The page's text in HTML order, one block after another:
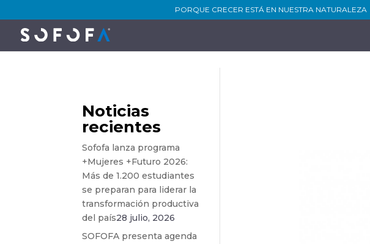
PORQUE CRECER ESTÁ EN NUESTRA NATURALEZA
Noticias
recientes
Sofofa lanza programa
+Mujeres +Futuro 2026:
Más de 1.200 estudiantes
se preparan para liderar la
transformación productiva
del país28 julio, 2026
SOFOFA presenta agenda